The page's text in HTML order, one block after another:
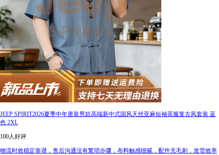
JEEP SPIRIT2026夏季中年唐装男款高端新中式国风天丝亚麻短袖茶服复古风套装 蓝
色 2XL
100人好评
物流时效稳定靠谱，售后沟通没有繁琐步骤，布料触感细腻，配件无毛刺，发货效率